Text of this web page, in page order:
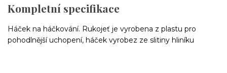
Kompletní specifikace
Háček na háčkování. Rukojeť je vyrobena z plastu pro
pohodlnější uchopení, háček vyrobez ze slitiny hliníku